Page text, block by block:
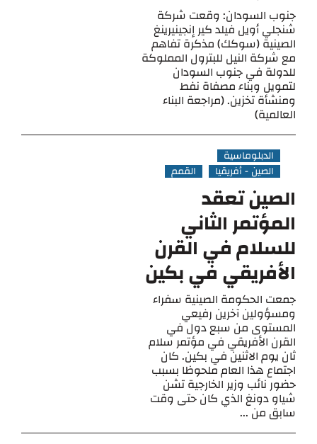
جنوب السودان: وقعت شركة
شنجلي أويل فيلد كير إنجينيرينغ
الصينية (سوكك) مذكرة تفاهم
مع شركة النيل للبترول المملوكة
للدولة في جنوب السودان
لتمويل وبناء مصفاة نفط
ومنشأة تخزين. (مراجعة البناء
العالمية)
الدبلوماسية
الصين - أفريقيا
القمم
الصين تعقد
المؤتمر الثاني
للسلام في القرن
الأفريقي في بكين
جمعت الحكومة الصينية سفراء
ومسؤولين آخرين رفيعي
المستوى من سبع دول في
القرن الأفريقي في مؤتمر سلام
ثان يوم الاثنين في بكين. كان
اجتماع هذا العام ملحوظا بسبب
حضور نائب وزير الخارجية تشن
شياو دونغ الذي كان حتى وقت
سابق من ...